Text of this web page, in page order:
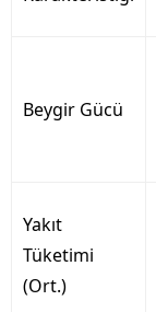
Beygir Gücü
Yakıt
Tüketimi
(Ort.)